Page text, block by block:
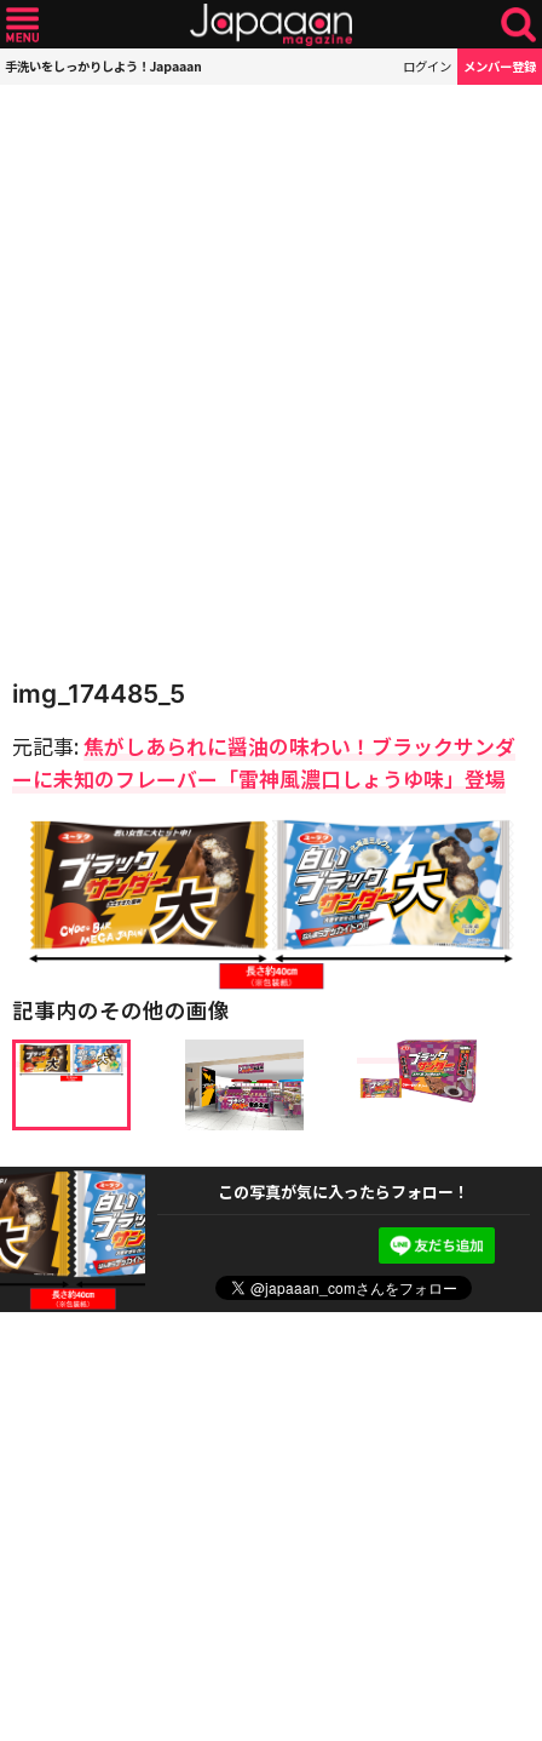
手洗いをしっかりしよう！Japaaan ログイン メンバー登録
img_174485_5
元記事:焦がしあられに醤油の味わい！ブラックサンダ
ーに未知のフレーバー「雷神風濃口しょうゆ味」登場
記事内のその他の画像
この写真が気に入ったらフォロー！